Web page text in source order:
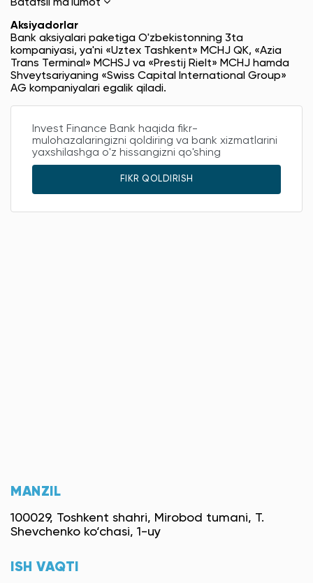
Batafsil ma'lumot
Aksiyadorlar
Bank aksiyalari paketiga O'zbekistonning 3ta
kompaniyasi, ya'ni «Uztex Tashkent» MCHJ QK, «Azia
Trans Terminal» MCHSJ va «Prestij Rielt» MCHJ hamda
Shveytsariyaning «Swiss Capital International Group»
AG kompaniyalari egalik qiladi.
Invest Finance Bank haqida fikr-
mulohazalaringizni qoldiring va bank xizmatlarini
yaxshilashga o'z hissangizni qo'shing
FIKR QOLDIRISH
MANZIL
100029, Toshkent shahri, Mirobod tumani, T.
Shevchenko ko‘chasi, 1-uy
ISH VAQTI